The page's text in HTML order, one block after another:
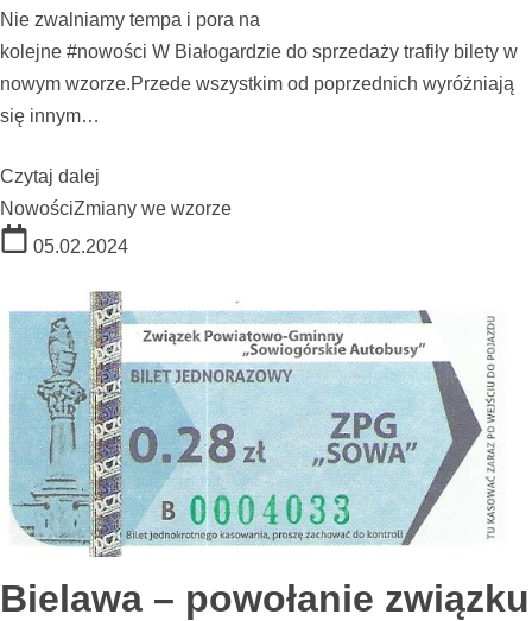
Nie zwalniamy tempa i pora na
kolejne #nowości W Białogardzie do sprzedaży trafiły bilety w
nowym wzorze.Przede wszystkim od poprzednich wyróżniają
się innym…
Czytaj dalej
NowościZmiany we wzorze
05.02.2024
Bielawa – powołanie związku